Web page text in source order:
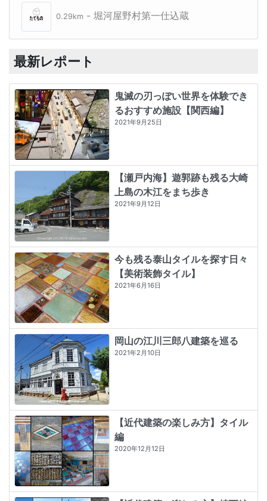
0.29km - 堀河屋野村第一仕込蔵
最新レポート
鬼滅の刃っぽい世界を体験でき
るおすすめ施設【関西編】
2021年9月25日
【瀬戸内海】遊郭跡も残る大崎
上島の木江をまち歩き
2021年9月12日
今も残る泰山タイルを探す日々
【美術装飾タイル】
2021年6月16日
岡山の江川三郎八建築を巡る
2021年2月10日
【近代建築の楽しみ方】タイル
編
2020年12月12日